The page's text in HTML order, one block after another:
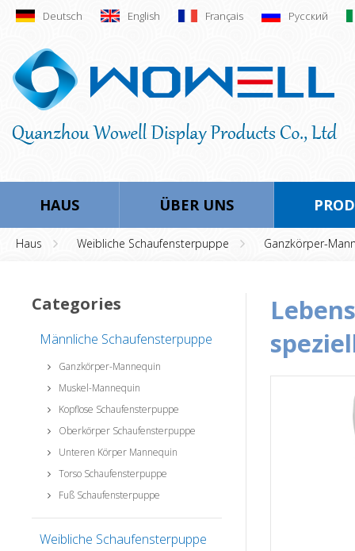
Deutsch English Français Русский
HAUS ÜBER UNS
Haus Weibliche Schaufensterpuppe Ganzkörper-
Categories
Männliche Schaufensterpuppe
Ganzkörper-Mannequin
Muskel-Mannequin
Kopflose Schaufensterpuppe
Oberkörper Schaufensterpuppe
Unteren Körper Mannequin
Torso Schaufensterpuppe
Fuß Schaufensterpuppe
Weibliche Schaufensterpuppe
lebensechte weibliche schaufensterpuppe mit